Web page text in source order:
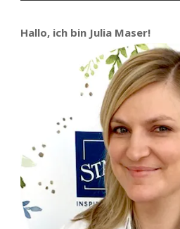
Hallo, ich bin Julia Maser!